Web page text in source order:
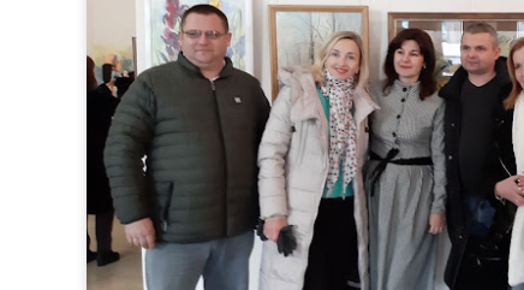
Презентація книги Богдана Лобура «Гарбузів мій»